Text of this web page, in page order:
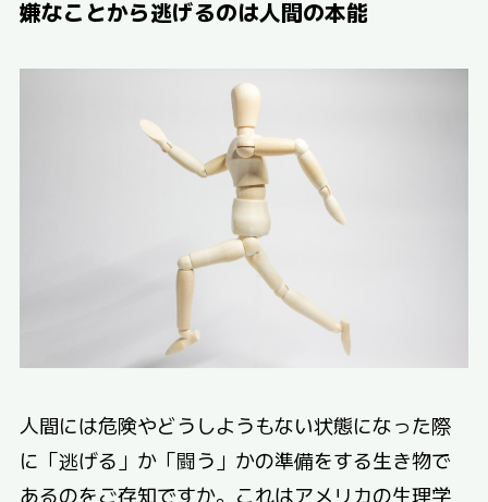
嫌なことから逃げるのは人間の本能
人間には危険やどうしようもない状態になった際
に「逃げる」か「闘う」かの準備をする生き物で
あるのをご存知ですか。これはアメリカの生理学